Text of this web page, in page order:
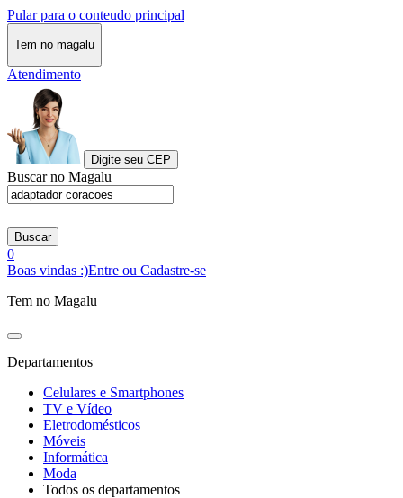
Pular para o conteudo principal
Tem no magalu
Atendimento
Digite seu CEP
Buscar no Magalu
Buscar
0
Boas vindas :)Entre ou Cadastre-se
Tem no Magalu
Departamentos
Celulares e Smartphones
TV e Vídeo
Eletrodomésticos
Móveis
Informática
Moda
Todos os departamentos